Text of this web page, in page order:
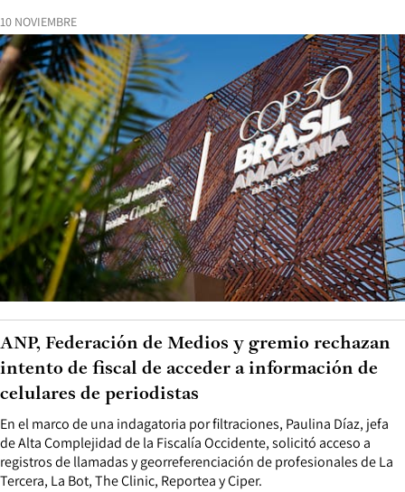
10 NOVIEMBRE
En el marco de una indagatoria por filtraciones, Paulina Díaz, jefa
de Alta Complejidad de la Fiscalía Occidente, solicitó acceso a
registros de llamadas y georreferenciación de profesionales de La
Tercera, La Bot, The Clinic, Reportea y Ciper.
ANP, Federación de Medios y gremio rechazan
intento de fiscal de acceder a información de
celulares de periodistas